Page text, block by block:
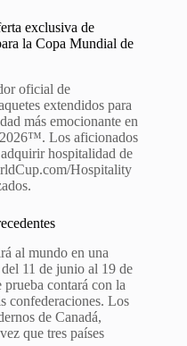
exclusiva de
la Copa Mundial de
oficial de
extendidos para
más emocionante en
Los aficionados
hospitalidad de
Hospitality
al mundo en una
11 de junio al 19 de
contará con la
confederaciones. Los
de Canadá,
que tres países